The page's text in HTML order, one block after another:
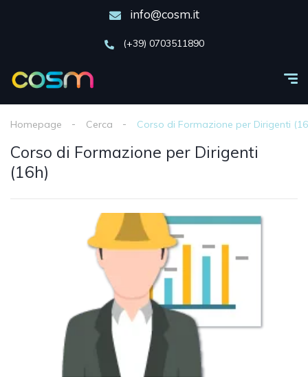
info@cosm.it
(+39) 0703511890
Homepage Cerca Corso di Formazione per Dirigenti
Corso di Formazione per Dirigenti
(16h)